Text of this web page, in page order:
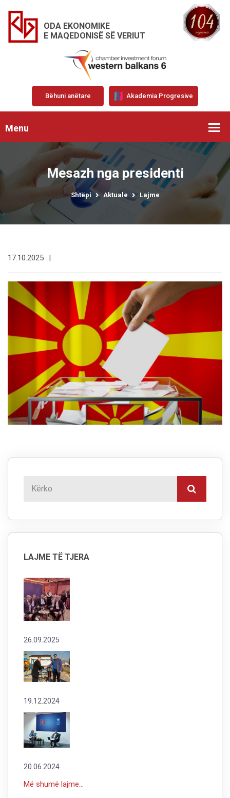
ODA EKONOMIKE
E MAQEDONISË SË VERIUT
Bëhuni anëtare Akademia Progresive
Menu
Mesazh nga presidenti
Shtëpi Aktuale Lajme
17.10.2025 |
LAJME TË TJERA
26.09.2025
19.12.2024
20.06.2024
Më shumë lajme...